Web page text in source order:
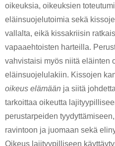
oikeuksia, oikeuksien
eläinsuojelutoimia sekä
vallalta, eikä kissakriisin
vapaaehtoisten harteilla.
vahvistaisi myös niitä eläinten
oikeus elämään ja siitä
tarkoittaa oikeutta
perustarpeiden
ravintoon ja juomaan sekä
Oikeus lajityypilliseen